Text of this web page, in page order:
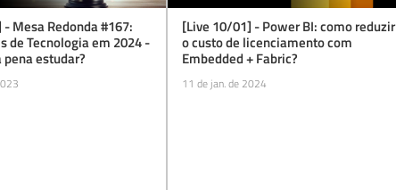
Mesa Redonda #167:
de Tecnologia em 2024 -
pena estudar?
[Live 10/01] - Power BI: como reduzir
o custo de licenciamento com
Embedded + Fabric?
11 de jan. de 2024